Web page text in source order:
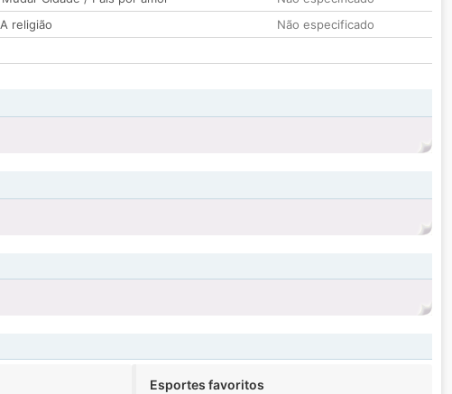
A religião
Não especificado
Esportes favoritos